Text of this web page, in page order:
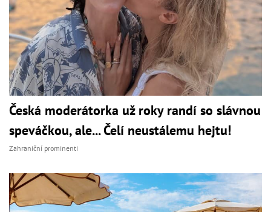
Česká moderátorka už roky randí so slávnou
speváčkou, ale... Čelí neustálemu hejtu!
Zahraniční prominenti